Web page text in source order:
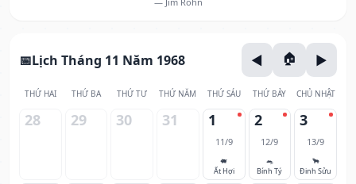
Lịch Tháng 11 Năm 1968
THỨ HAI THỨ BA THỨ TƯ THỨ NĂM THỨ SÁU THỨ BẢY CHỦ NHẬT
28 29 30 31 1
11/9
🐖
Ất Hợi
2
12/9
🐀
Bính Tý
3
13/9
🐂
Đinh Sửu